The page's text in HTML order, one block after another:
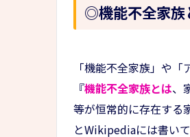
◎機能不全家族
「機能不全家族」や
『機能不全家族とは、
等が恒常的に存在する
とWikipediaには書いて